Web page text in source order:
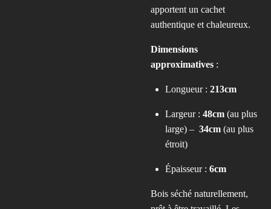
apportent un cachet
authentique et chaleureux.
Dimensions
approximatives :
Longueur : 213cm
Largeur : 48cm (au plus
large) – 34cm (au plus
étroit)
Épaisseur : 6cm
Bois séché naturellement,